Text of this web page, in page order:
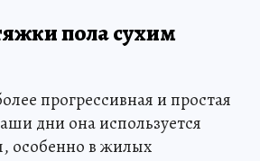
пола сухим
прогрессивная и простая
дни она используется
особенно в жилых